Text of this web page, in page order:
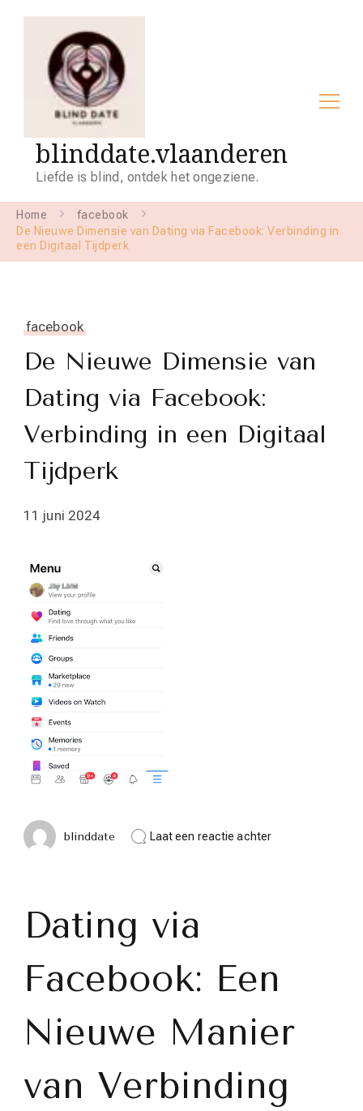
blinddate.vlaanderen
Liefde is blind, ontdek het ongeziene.
Home
facebook
De Nieuwe Dimensie van Dating via Facebook: Verbinding in
een Digitaal Tijdperk
facebook
De Nieuwe Dimensie van
Dating via Facebook:
Verbinding in een Digitaal
Tijdperk
11 juni 2024
blinddate Laat een reactie achterop
een
Dating via
Facebook: Een
Nieuwe Manier
van Verbinding